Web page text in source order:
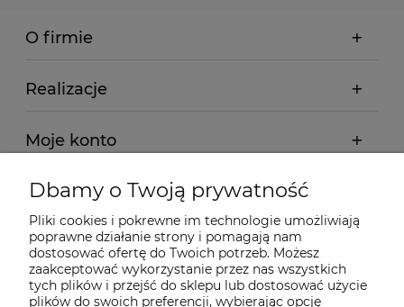
O firmie
Realizacje
Moje konto
Regulamin
Dostawa - realizacja
Gwarancja i zwroty
Dbamy o Twoją prywatność
Pliki cookies i pokrewne im technologie umożliwiają
poprawne działanie strony i pomagają nam
dostosować ofertę do Twoich potrzeb. Możesz
zaakceptować wykorzystanie przez nas wszystkich
tych plików i przejść do sklepu lub dostosować użycie
plików do swoich preferencji, wybierając opcję